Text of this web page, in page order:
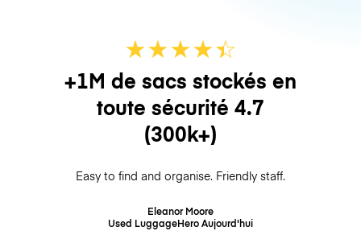
★★★★☆
★
+1M de sacs stockés en
toute sécurité 4.7
(300k+)
Easy to find and organise. Friendly staff.
Eleanor Moore
Used LuggageHeroAujourd'hui